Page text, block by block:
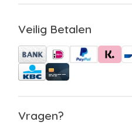
Veilig Betalen
Vragen?